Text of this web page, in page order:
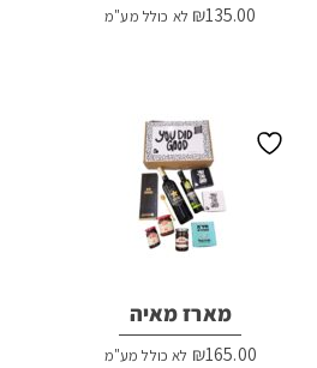
₪135.00 לא כולל מע"מ
מארז מאיה
₪165.00 לא כולל מע"מ